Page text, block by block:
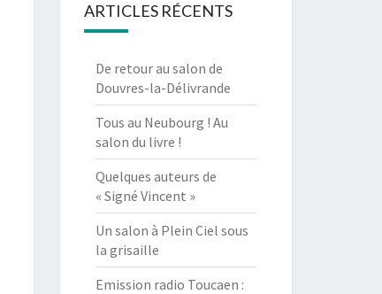
ARTICLES RÉCENTS
De retour au salon de
Douvres-la-Délivrande
Tous au Neubourg ! Au
salon du livre !
Quelques auteurs de
« Signé Vincent »
Un salon à Plein Ciel sous
la grisaille
Emission radio Toucaen :